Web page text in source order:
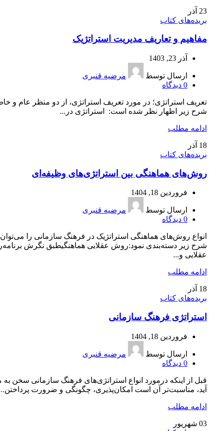
23 آذر
بریده‌های کتاب
مفاهیم و تعاریف مدیریت استراتژیک
آذر 23, 1403
ارسال توسط
مرضیه قنبری
0 دیدگاه
تعریف استراتژی؛ در مورد تعریف استراتژی، از دو منظر عام و
شرح زیر اظهار نظر شده است: استراتژی در...
ادامه مطلب
18 آذر
بریده‌های کتاب
روش‌های هماهنگی بین استراتژی‌های وظیفه‌ای
فروردین 18, 1404
ارسال توسط
مرضیه قنبری
0 دیدگاه
انواع روش‌های هماهنگی استراتژیک در فرهنگ سازمانی را
شرح زیر دسته‌بندی نمود:روش عقلایی هماهنگیطبق نگرش
عقلایی و...
ادامه مطلب
18 آذر
بریده‌های کتاب
استراتژی فرهنگ سازمانی
فروردین 18, 1404
ارسال توسط
مرضیه قنبری
0 دیدگاه
قبل از اینکه درمورد انواع استراتژی‌های فرهنگ سازمانی سخن به
آید، مناسبت‌تر آن است امکان‌پذیری، چگونگی و ضرورت
ادامه مطلب
03 شهریور